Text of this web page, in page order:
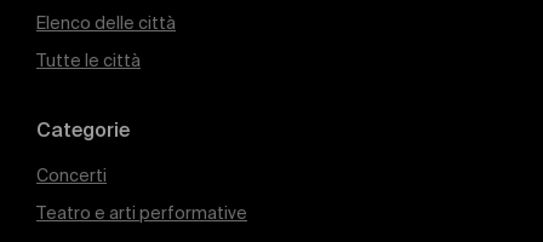
Elenco delle città
Tutte le città
Categorie
Concerti
Teatro e arti performative